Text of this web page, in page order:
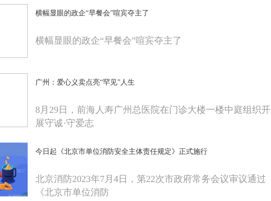
横幅显眼的政企“早餐会”喧宾夺主了
横幅显眼的政企“早餐会”喧宾夺主了
广州：爱心义卖点亮“罕见”人生
8月29日，前海人寿广州总医院在门诊大楼一楼中庭组织开
展守诚·守爱志
今日起《北京市单位消防安全主体责任规定》正式施行
北京消防2023年7月4日，第22次市政府常务会议审议通过
《北京市单位消防